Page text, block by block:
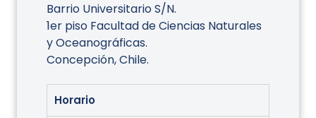
Barrio Universitario S/N.
1er piso Facultad de Ciencias Naturales
y Oceanográficas.
Concepción, Chile.
Horario